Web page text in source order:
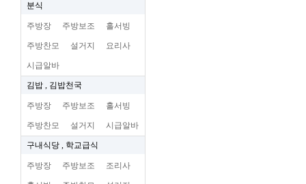
분식
주방장 주방보조 홀서빙
주방찬모 설거지 요리사
시급알바
김밥 , 김밥천국
주방장 주방보조 홀서빙
주방찬모 설거지 시급알바
구내식당 , 학교급식
주방장 주방보조 조리사